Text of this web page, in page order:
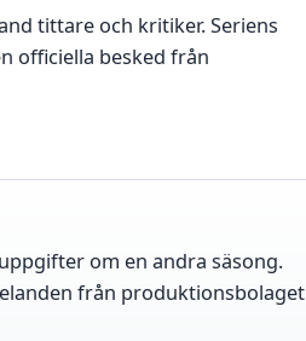
tittare och kritiker. Seriens
officiella besked från
om en andra säsong.
från produktionsbolaget